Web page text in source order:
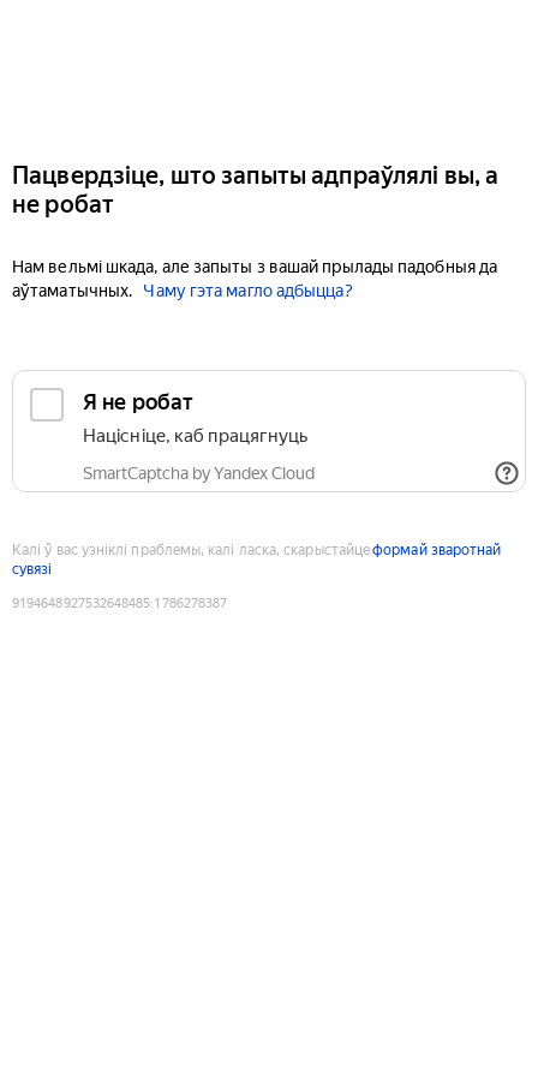
Пацвердзіце, што запыты адпраўлялі вы, а
не робат
Нам вельмі шкада, але запыты з вашай прылады падобныя да
аўтаматычных.
Чаму гэта магло адбыцца?
Я не робат
Націсніце, каб працягнуць
SmartCaptcha by Yandex Cloud
Калі ў вас узніклі праблемы, калі ласка, скарыстайцеформай зваротнай
сувязі
9194648927532648485:1786278387